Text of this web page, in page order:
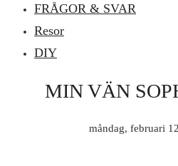
FRÅGOR & SVAR
Resor
DIY
MIN VÄN
måndag, februari